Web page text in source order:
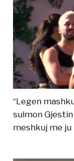
“Legen
sulmon
meshkuj me